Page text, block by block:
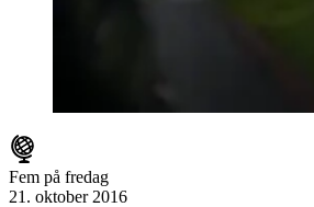
Fem på fredag
21. oktober 2016